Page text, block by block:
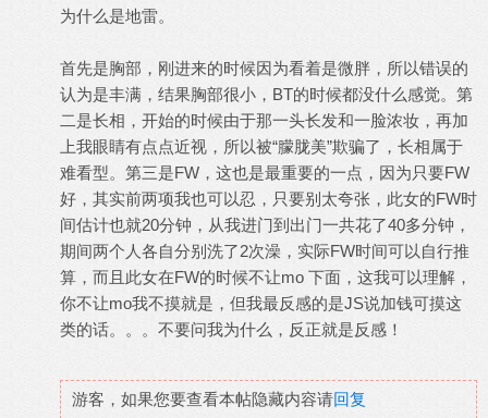
为什么是地雷。
首先是胸部，刚进来的时候因为看着是微胖，所以错误的
认为是丰满，结果胸部很小，BT的时候都没什么感觉。第
二是长相，开始的时候由于那一头长发和一脸浓妆，再加
上我眼睛有点点近视，所以被“朦胧美”欺骗了，长相属于
难看型。第三是FW，这也是最重要的一点，因为只要FW
好，其实前两项我也可以忍，只要别太夸张，此女的FW时
间估计也就20分钟，从我进门到出门一共花了40多分钟，
期间两个人各自分别洗了2次澡，实际FW时间可以自行推
算，而且此女在FW的时候不让mo 下面，这我可以理解，
你不让mo我不摸就是，但我最反感的是JS说加钱可摸这
类的话。。。不要问我为什么，反正就是反感！
游客，如果您要查看本帖隐藏内容请回复